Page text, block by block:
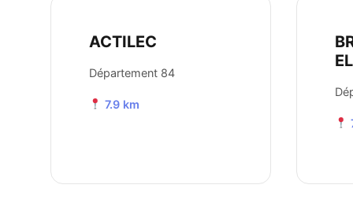
ACTILEC
Département 84
7.9 km